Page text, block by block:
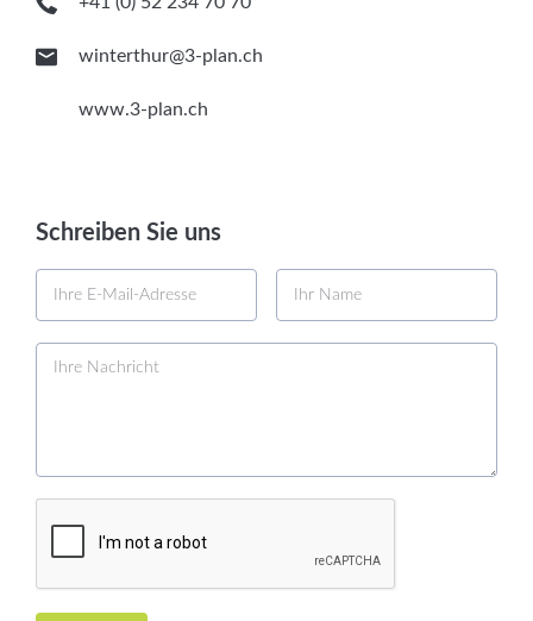
winterthur@3-plan.ch
www.3-plan.ch
Schreiben Sie uns